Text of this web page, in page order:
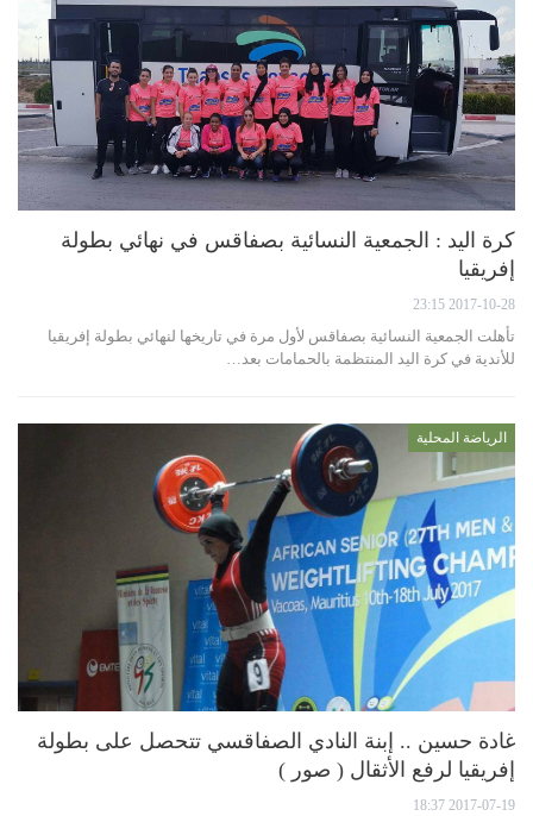
كرة اليد : الجمعية النسائية بصفاقس في نهائي بطولة
إفريقيا
2017-10-28 23:15
تأهلت الجمعية النسائية بصفاقس لأول مرة في تاريخها لنهائي بطولة إفريقيا
للأندية في كرة اليد المنتظمة بالحمامات بعد…
الرياضة المحلية
غادة حسين .. إبنة النادي الصفاقسي تتحصل على بطولة
إفريقيا لرفع الأثقال ( صور )
2017-07-19 18:37